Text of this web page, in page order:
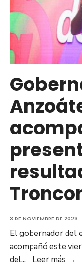
3 DE NOVIEMBRE DE 2023
El gobernador del
acompañó este
del... Leer más →